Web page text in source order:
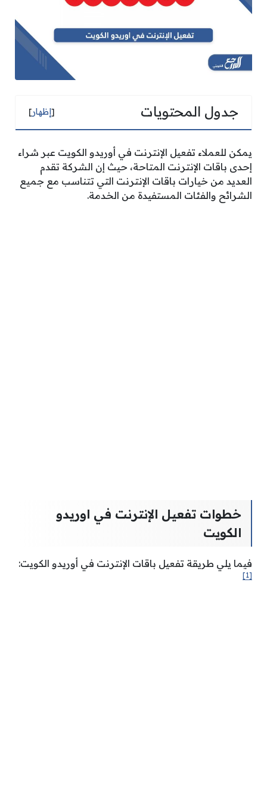
جدول المحتويات [إظهار]
يمكن للعملاء تفعيل الإنترنت في أوريدو الكويت عبر شراء
إحدى باقات الإنترنت المتاحة، حيث إن الشركة تقدم
العديد من خيارات باقات الإنترنت التي تتناسب مع جميع
الشرائح والفئات المستفيدة من الخدمة.
خطوات تفعيل الإنترنت في اوريدو
الكويت
فيما يلي طريقة تفعيل باقات الإنترنت في أوريدو الكويت:
[1]